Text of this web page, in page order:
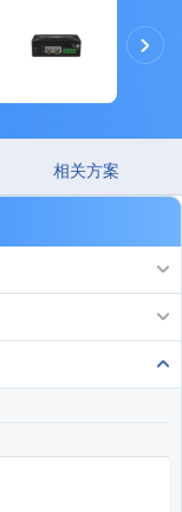
相关方案